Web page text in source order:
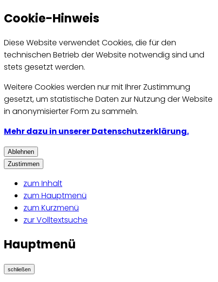
Cookie-Hinweis
Diese Website verwendet Cookies, die für den
technischen Betrieb der Website notwendig sind und
stets gesetzt werden.
Weitere Cookies werden nur mit Ihrer Zustimmung
gesetzt, um statistische Daten zur Nutzung der Website
in anonymisierter Form zu sammeln.
Mehr dazu in unserer Datenschutzerklärung.
Ablehnen
Zustimmen
zum Inhalt
zum Hauptmenü
zum Kurzmenü
zur Volltextsuche
Hauptmenü
schließen